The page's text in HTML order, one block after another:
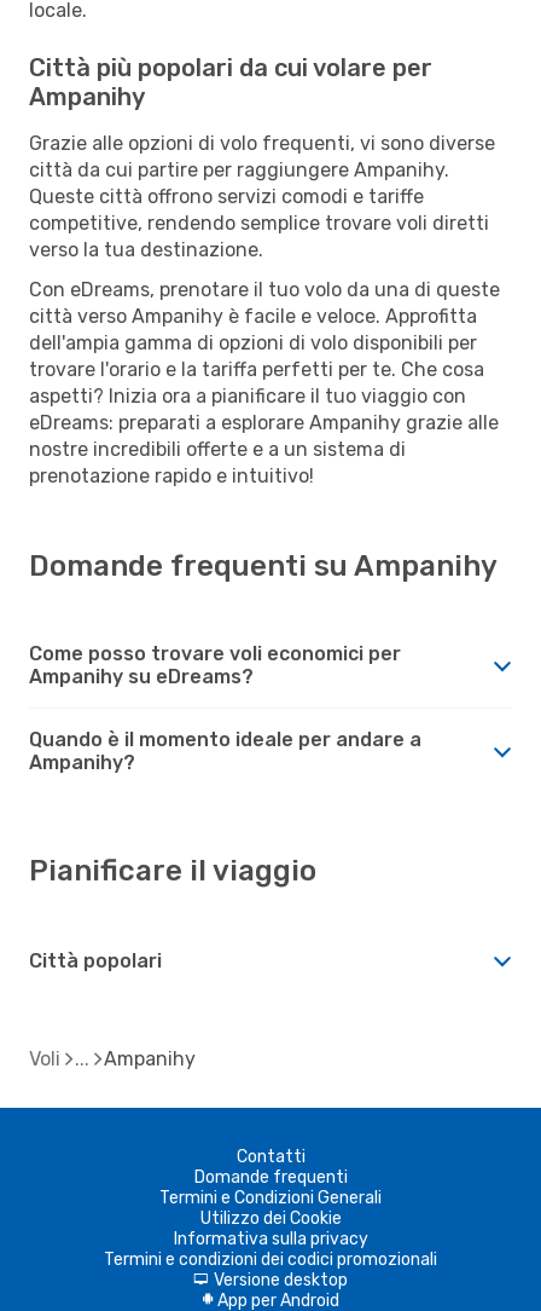
locale.
Città più popolari da cui volare per
Ampanihy
Grazie alle opzioni di volo frequenti, vi sono diverse
città da cui partire per raggiungere Ampanihy.
Queste città offrono servizi comodi e tariffe
competitive, rendendo semplice trovare voli diretti
verso la tua destinazione.
Con eDreams, prenotare il tuo volo da una di queste
città verso Ampanihy è facile e veloce. Approfitta
dell'ampia gamma di opzioni di volo disponibili per
trovare l'orario e la tariffa perfetti per te. Che cosa
aspetti? Inizia ora a pianificare il tuo viaggio con
eDreams: preparati a esplorare Ampanihy grazie alle
nostre incredibili offerte e a un sistema di
prenotazione rapido e intuitivo!
Domande frequenti su Ampanihy
Come posso trovare voli economici per
Ampanihy su eDreams?
Quando è il momento ideale per andare a
Ampanihy?
Pianificare il viaggio
Città popolari
Voli Ampanihy
Contatti
Domande frequenti
Termini e Condizioni Generali
Utilizzo dei Cookie
Informativa sulla privacy
Termini e condizioni dei codici promozionali
d Versione desktop
A App per Android